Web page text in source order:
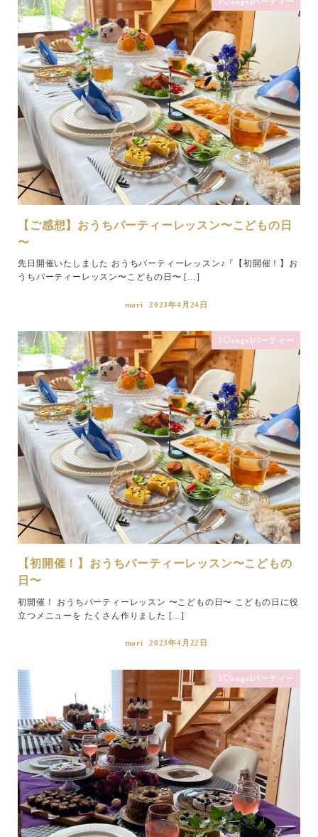
【ご感想】おうちパーティーレッスン〜こどもの日
〜
先日開催いたしました おうちパーティーレッスン♪『【初開催！】お
うちパーティーレッスン〜こどもの日〜 […]
mari 2023年4月24日
3♡angelパーティー
【初開催！】おうちパーティーレッスン〜こどもの
日〜
初開催！ おうちパーティーレッスン 〜こどもの日〜 こどもの日に役
立つメニューを たくさん作りました […]
mari 2023年4月22日
3♡angelパーティー